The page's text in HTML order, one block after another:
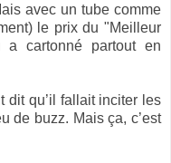
avec un tube comme
le prix du "Meilleur
a cartonné partout en
dit qu’il fallait inciter les
de buzz. Mais ça, c’est